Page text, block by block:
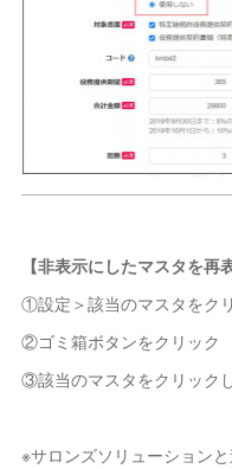
【非表示にしたマスタを再
①設定＞該当のマスタをク
②ゴミ箱ボタンをクリック
③該当のマスタをクリック
※サロンズソリューション